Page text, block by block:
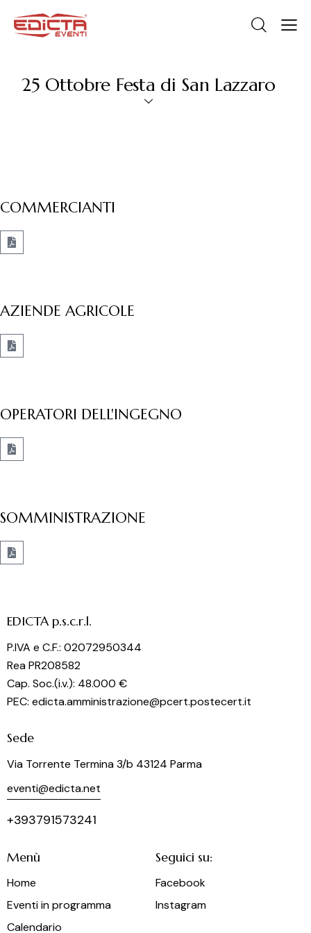
25 Ottobre Festa di San Lazzaro
COMMERCIANTI
AZIENDE AGRICOLE
OPERATORI DELL'INGEGNO
SOMMINISTRAZIONE
EDICTA p.s.c.r.l.
P.IVA e C.F.: 02072950344
Rea PR208582
Cap. Soc.(i.v.): 48.000 €
PEC: edicta.amministrazione@pcert.postecert.it
Sede
Via Torrente Termina 3/b 43124 Parma
eventi@edicta.net
+393791573241
Menù
Home
Eventi in programma
Calendario
Seguici su:
Facebook
Instagram